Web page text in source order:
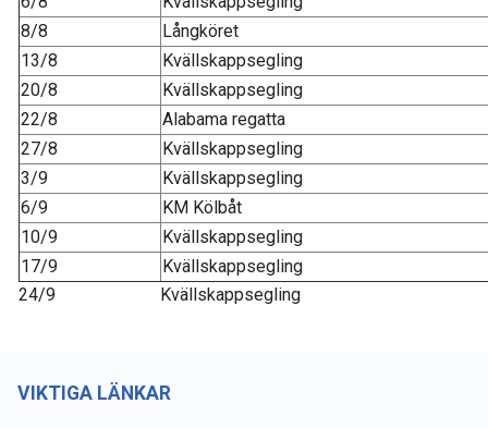
8/8
Långköret
13/8
Kvällskappsegling
20/8
Kvällskappsegling
22/8
Alabama regatta
27/8
Kvällskappsegling
3/9
Kvällskappsegling
6/9
KM Kölbåt
10/9
Kvällskappsegling
17/9
Kvällskappsegling
24/9 Kvällskappsegling
VIKTIGA LÄNKAR